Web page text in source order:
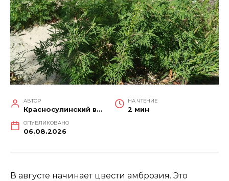
АВТОР
Красносулинский вестник
НА ЧТЕНИЕ
2 мин
ОПУБЛИКОВАНО
06.08.2026
В августе начинает цвести амброзия. Это